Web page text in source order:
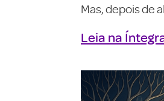
Mas, depois de
Leia na